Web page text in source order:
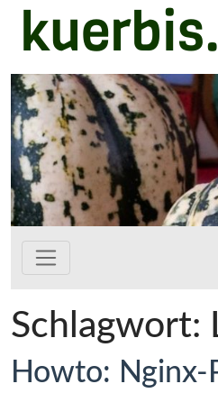
Zum Hauptinhalt springen
Schlagwort:
Howto: Nginx-